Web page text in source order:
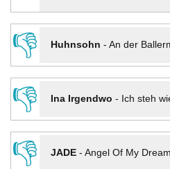
👎
Huhnsohn - An der
👎
Ina Irgendwo - Ich steh
👎
JADE- Angel Of My